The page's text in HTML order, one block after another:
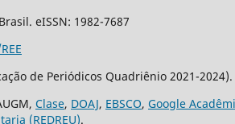
eISSN: 1982-7687
de Periódicos Quadriênio 2021-2024).
Clase, DOAJ, EBSCO, Google
(REDREU).